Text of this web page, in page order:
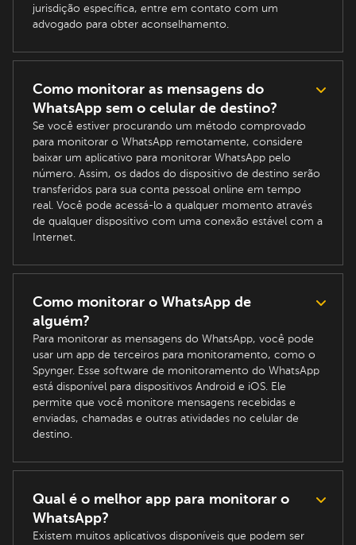
jurisdição específica, entre em contato com um
advogado para obter aconselhamento.
Como monitorar as mensagens do
WhatsApp sem o celular de destino?
Se você estiver procurando um método comprovado
para monitorar o WhatsApp remotamente, considere
baixar um aplicativo para monitorar WhatsApp pelo
número. Assim, os dados do dispositivo de destino serão
transferidos para sua conta pessoal online em tempo
real. Você pode acessá-lo a qualquer momento através
de qualquer dispositivo com uma conexão estável com a
Internet.
Como monitorar o WhatsApp de
alguém?
Para monitorar as mensagens do WhatsApp, você pode
usar um app de terceiros para monitoramento, como o
Spynger. Esse software de monitoramento do WhatsApp
está disponível para dispositivos Android e iOS. Ele
permite que você monitore mensagens recebidas e
enviadas, chamadas e outras atividades no celular de
destino.
Qual é o melhor app para monitorar o
WhatsApp?
Existem muitos aplicativos disponíveis que podem ser